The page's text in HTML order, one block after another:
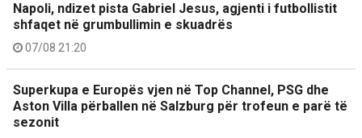
Napoli, ndizet pista Gabriel Jesus, agjenti i futbollistit
shfaqet në grumbullimin e skuadrës
07/08 21:20
Superkupa e Europës vjen në Top Channel, PSG dhe
Aston Villa përballen në Salzburg për trofeun e parë të
sezonit